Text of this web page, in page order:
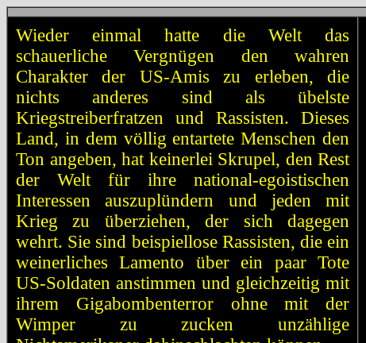
Wieder einmal hatte die Welt das
schauerliche Vergnügen den wahren
Charakter der US-Amis zu erleben, die
nichts anderes sind als übelste
Kriegstreiberfratzen und Rassisten. Dieses
Land, in dem völlig entartete Menschen den
Ton angeben, hat keinerlei Skrupel, den Rest
der Welt für ihre national-egoistischen
Interessen auszuplündern und jeden mit
Krieg zu überziehen, der sich dagegen
wehrt. Sie sind beispiellose Rassisten, die ein
weinerliches Lamento über ein paar Tote
US-Soldaten anstimmen und gleichzeitig mit
ihrem Gigabombenterror ohne mit der
Wimper zu zucken unzählige